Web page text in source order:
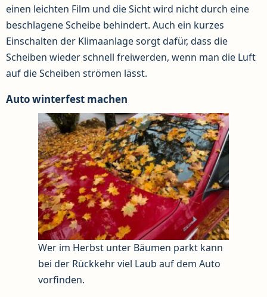
einen leichten Film und die Sicht wird nicht durch eine
beschlagene Scheibe behindert. Auch ein kurzes
Einschalten der Klimaanlage sorgt dafür, dass die
Scheiben wieder schnell freiwerden, wenn man die Luft
auf die Scheiben strömen lässt.
Auto winterfest machen
Wer im Herbst unter Bäumen parkt kann
bei der Rückkehr viel Laub auf dem Auto
vorfinden.